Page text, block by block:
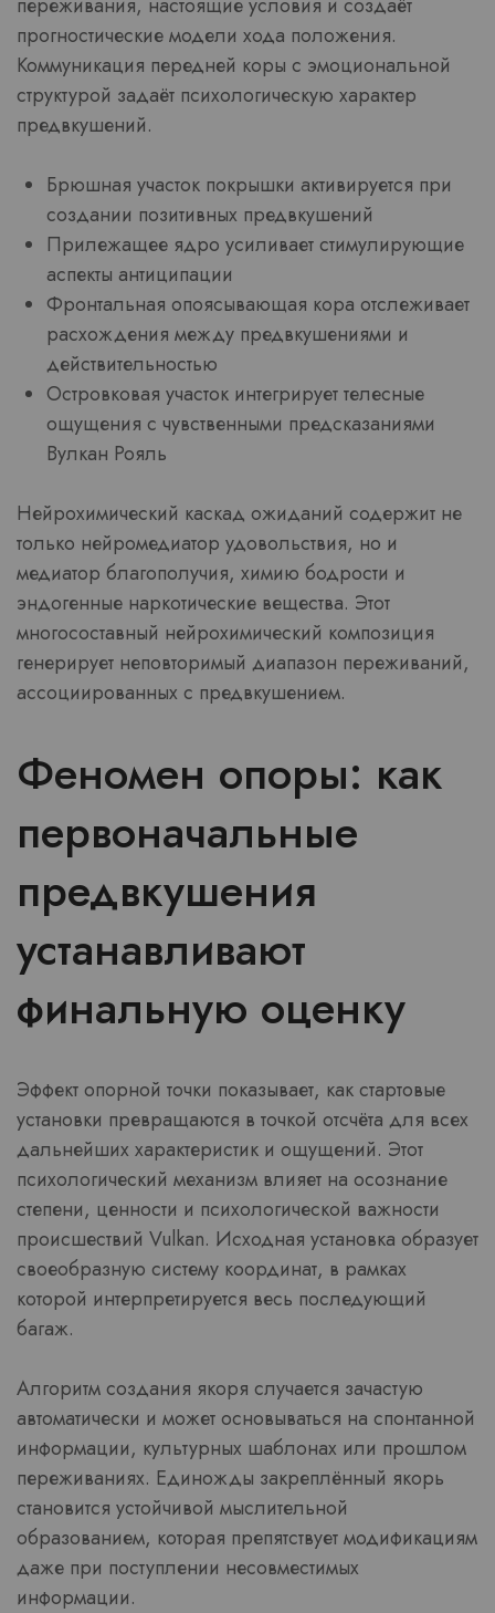
прогностические модели хода положения.
Коммуникация передней коры с эмоциональной
структурой задаёт психологическую характер
предвкушений.
Брюшная участок покрышки активируется при
создании позитивных предвкушений
Прилежащее ядро усиливает стимулирующие
аспекты антиципации
Фронтальная опоясывающая кора отслеживает
расхождения между предвкушениями и
действительностью
Островковая участок интегрирует телесные
ощущения с чувственными предсказаниями
Вулкан Рояль
Нейрохимический каскад ожиданий содержит не
только нейромедиатор удовольствия, но и
медиатор благополучия, химию бодрости и
эндогенные наркотические вещества. Этот
многосоставный нейрохимический композиция
генерирует неповторимый диапазон переживаний,
ассоциированных с предвкушением.
Феномен опоры: как
первоначальные
предвкушения
устанавливают
финальную оценку
Эффект опорной точки показывает, как стартовые
установки превращаются в точкой отсчёта для всех
дальнейших характеристик и ощущений. Этот
психологический механизм влияет на осознание
степени, ценности и психологической важности
происшествий Vulkan. Исходная установка образует
своеобразную систему координат, в рамках
которой интерпретируется весь последующий
багаж.
Алгоритм создания якоря случается зачастую
автоматически и может основываться на спонтанной
информации, культурных шаблонах или прошлом
переживаниях. Единожды закреплённый якорь
становится устойчивой мыслительной
образованием, которая препятствует модификациям
даже при поступлении несовместимых
информации.